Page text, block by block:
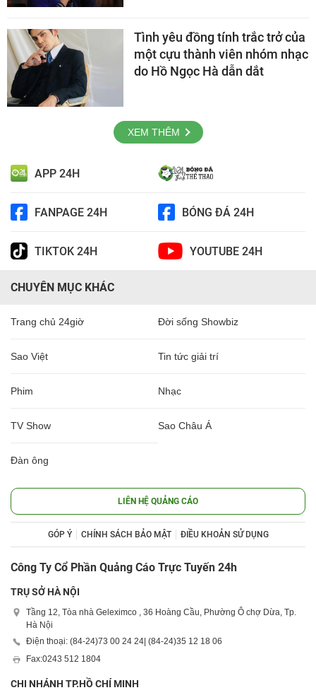
Tình yêu đồng tính trắc trở của
một cựu thành viên nhóm nhạc
do Hồ Ngọc Hà dẫn dắt
XEM THÊM
APP 24H
FANPAGE 24H BÓNG ĐÁ 24H
TIKTOK 24H YOUTUBE 24H
CHUYÊN MỤC KHÁC
Trang chủ 24giờ Đời sống Showbiz
Sao Việt Tin tức giải trí
Phim Nhạc
TV Show Sao Châu Á
Đàn ông
LIÊN HỆ QUẢNG CÁO
GÓP Ý CHÍNH SÁCH BẢO MẬT ĐIỀU KHOẢN SỬ DỤNG
Công Ty Cổ Phần Quảng Cáo Trực Tuyến 24h
TRỤ SỞ HÀ NỘI
Tầng 12, Tòa nhà Geleximco , 36 Hoàng Cầu, Phường Ô chợ Dừa, Tp.
Hà Nội
Điện thoại: (84-24)73 00 24 24 | (84-24)35 12 18 06
Fax:0243 512 1804
CHI NHÁNH TP.HỒ CHÍ MINH